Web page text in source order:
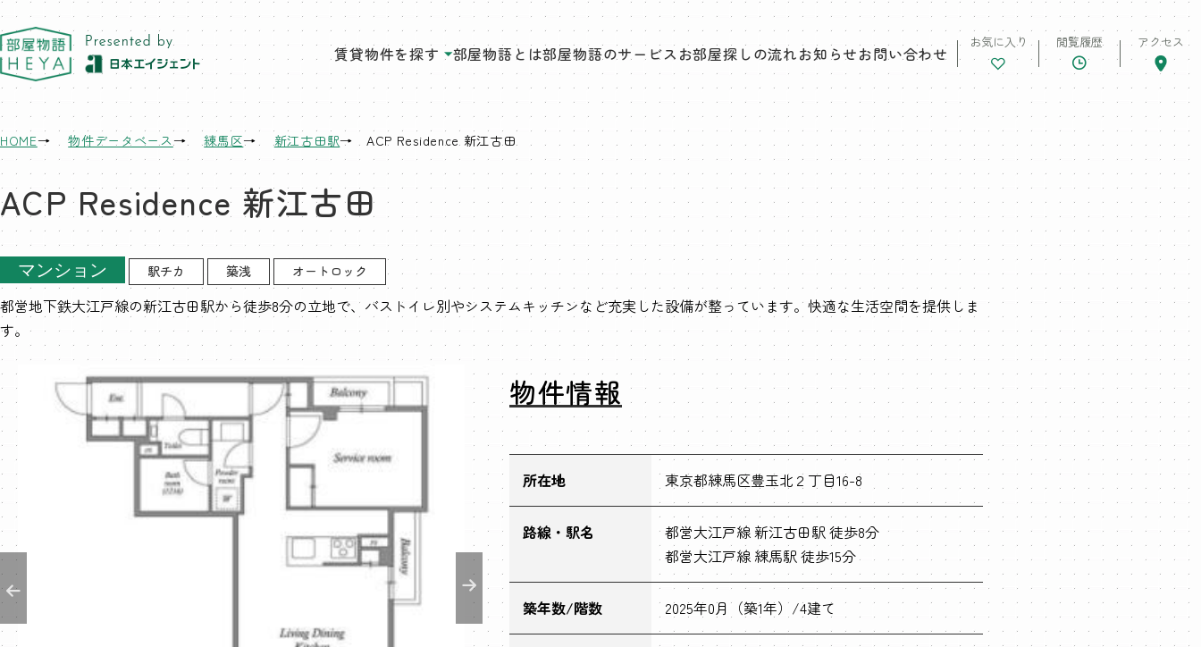
東京 部屋物語
賃貸物件を探す 部屋物語とは部屋物語のサービス お部屋探しの流れお知らせお問い合わせ
お気に入り 閲覧履歴 アクセス
HOME 物件データベース 練馬区 新江古田駅 ACP Residence 新江古田
ACP Residence 新江古田
マンション 駅チカ 築浅 オートロック
都営地下鉄大江戸線の新江古田駅から徒歩8分の立地で、バストイレ別やシステムキッチンなど充実した設備が整っています。快適な生活空間を提供しま
す。
物件情報
所在地 東京都練馬区豊玉北２丁目16-8
路線・駅名
都営大江戸線 新江古田駅 徒歩8分
都営大江戸線 練馬駅 徒歩15分
築年数/階数 2025年0月（築1年）/4建て